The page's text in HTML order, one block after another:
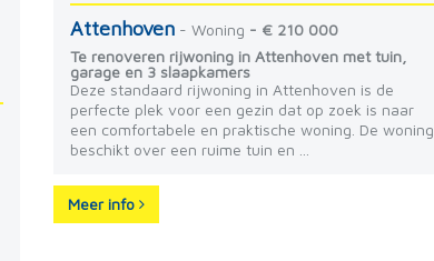
Attenhoven - Woning - € 210 000
Te renoveren rijwoning in Attenhoven met tuin,
garage en 3 slaapkamers
Deze standaard rijwoning in Attenhoven is de
perfecte plek voor een gezin dat op zoek is naar
een comfortabele en praktische woning. De woning
beschikt over een ruime tuin en ...
Meer info